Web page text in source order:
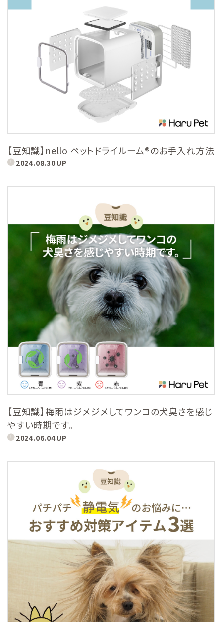
【豆知識】nello ペットドライルーム®のお手入れ方法
2024.08.30
【豆知識】梅雨はジメジメしてワンコの犬臭さを感じ
やすい時期です。
2024.06.04